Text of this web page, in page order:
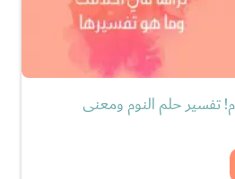
تفسير حلم النوم ومعنى